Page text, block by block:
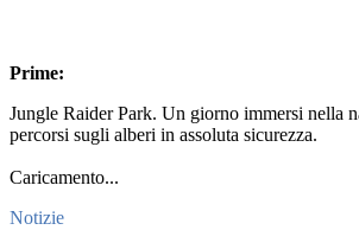
Prime:
Jungle Raider Park. Un giorno immersi nella
percorsi sugli alberi in assoluta sicurezza.
Caricamento...
Notizie